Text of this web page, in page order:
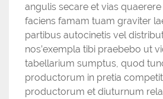
angulis secare et vias
faciens famam tuam graviter
partibus autocinetis vel
nos’exempla tibi praebebo ut
tabellarium sumptus, quod
productorum in pretia
productorum et diuturnum